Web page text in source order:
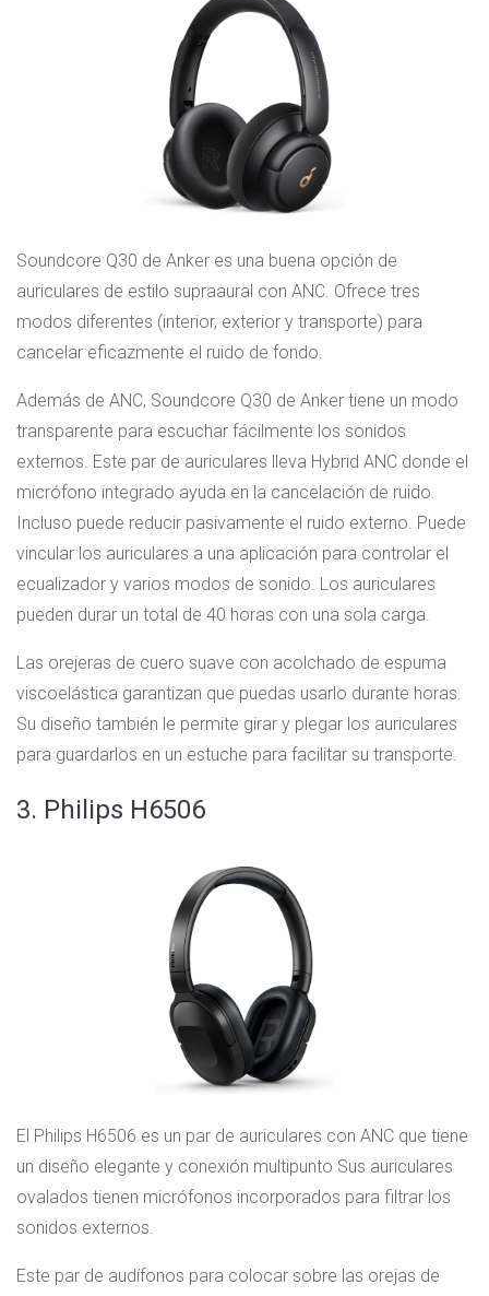
Soundcore Q30 de Anker es una buena opción de
auriculares de estilo supraaural con ANC. Ofrece tres
modos diferentes (interior, exterior y transporte) para
cancelar eficazmente el ruido de fondo.
Además de ANC, Soundcore Q30 de Anker tiene un modo
transparente para escuchar fácilmente los sonidos
externos. Este par de auriculares lleva Hybrid ANC donde el
micrófono integrado ayuda en la cancelación de ruido.
Incluso puede reducir pasivamente el ruido externo. Puede
vincular los auriculares a una aplicación para controlar el
ecualizador y varios modos de sonido. Los auriculares
pueden durar un total de 40 horas con una sola carga.
Las orejeras de cuero suave con acolchado de espuma
viscoelástica garantizan que puedas usarlo durante horas.
Su diseño también le permite girar y plegar los auriculares
para guardarlos en un estuche para facilitar su transporte.
3. Philips H6506
El Philips H6506 es un par de auriculares con ANC que tiene
un diseño elegante y conexión multipunto Sus auriculares
ovalados tienen micrófonos incorporados para filtrar los
sonidos externos.
Este par de audífonos para colocar sobre las orejas de